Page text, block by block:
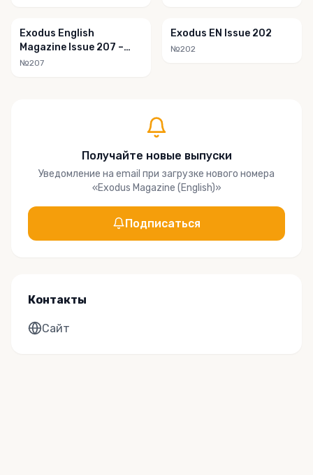
Exodus English
Magazine Issue 207 –
January 2020
№207
Exodus EN Issue 202
№202
Получайте новые выпуски
Уведомление на email при загрузке нового номера
«Exodus Magazine (English)»
Подписаться
Контакты
Сайт